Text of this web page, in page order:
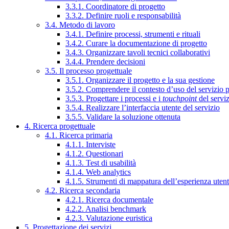
3.3.1. Coordinatore di progetto
3.3.2. Definire ruoli e responsabilità
3.4. Metodo di lavoro
3.4.1. Definire processi, strumenti e rituali
3.4.2. Curare la documentazione di progetto
3.4.3. Organizzare tavoli tecnici collaborativi
3.4.4. Prendere decisioni
3.5. Il processo progettuale
3.5.1. Organizzare il progetto e la sua gestione
3.5.2. Comprendere il contesto d’uso del servizio
3.5.3. Progettare i processi e i touchpointdel
3.5.4. Realizzare l’interfaccia utente del servizio
3.5.5. Validare la soluzione ottenuta
4. Ricerca progettuale
4.1. Ricerca primaria
4.1.1. Interviste
4.1.2. Questionari
4.1.3. Test di usabilità
4.1.4. Web analytics
4.1.5. Strumenti di mappatura dell’esperienza
4.2. Ricerca secondaria
4.2.1. Ricerca documentale
4.2.2. Analisi benchmark
4.2.3. Valutazione euristica
5. Progettazione dei servizi